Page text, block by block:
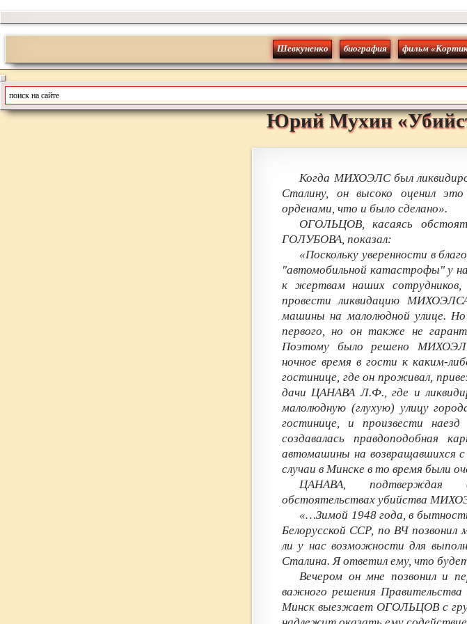
Шевкуненко биография фильм
Юрий Мухин«
Когда МИХОЭЛС был
Сталину, он высоко оценил
орденами, что и было сделано».
ОГОЛЬЦОВ, касаясь
ГОЛУБОВА, показал:
«Поскольку уверенности в
"автомобильной катастрофы" у
к жертвам наших
провести ликвидацию
машины на малолюдной улице.
первого, но он также не
Поэтому было решено
ночное время в гости к каким-
гостинице, где он проживал,
дачи ЦАНАВА Л.Ф., где и
малолюдную (глухую) улицу
гостинице, и произвести
создавалась правдоподобная
автомашины на возвращавшихся
случаи в Минске в то время были
ЦАНАВА, подтверждая
обстоятельствах убийства
«…Зимой 1948 года, в
Белорусской ССР, по ВЧ
ли у нас возможности для
Сталина. Я ответил ему, что
Вечером он мне позвонил и
важного решения
Минск выезжает ОГОЛЬЦОВ с